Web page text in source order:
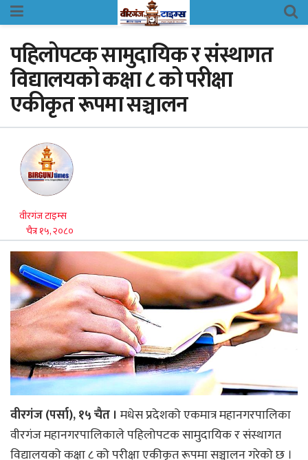
पहिलोपटक सामुदायिक र संस्थागत
विद्यालयको कक्षा ८ को परीक्षा
एकीकृत रूपमा सञ्चालन
वीरगंज टाइम्स
चैत्र १५, २०८०
वीरगंज (पर्सा), १५ चैत । मधेस प्रदेशको एकमात्र महानगरपालिका
वीरगंज महानगरपालिकाले पहिलोपटक सामुदायिक र संस्थागत
विद्यालयको कक्षा ८ को परीक्षा एकीकृत रूपमा सञ्चालन गरेको छ ।